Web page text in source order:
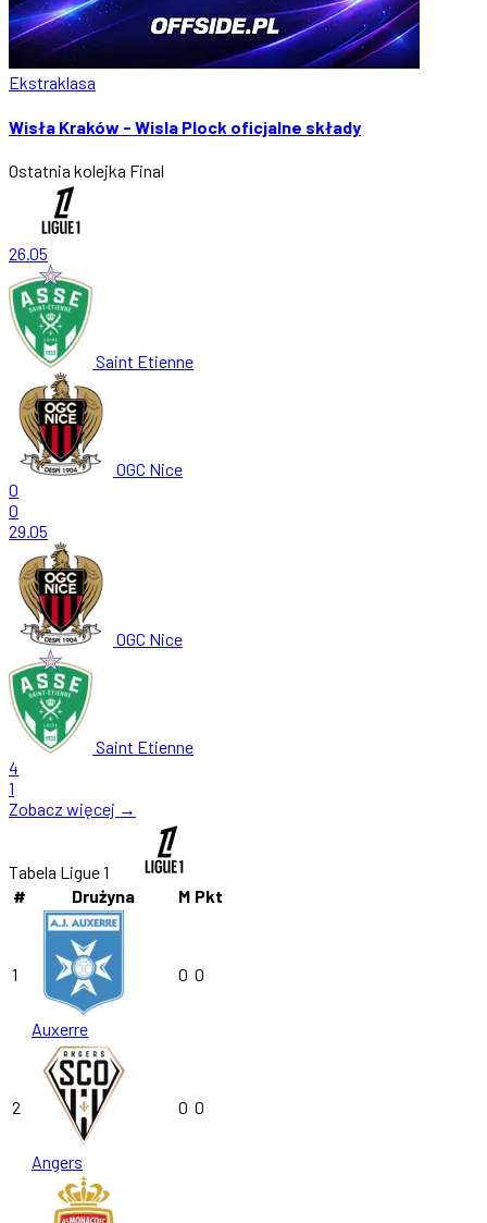
Ekstraklasa
Wisła Kraków - Wisla Plock oficjalne składy
Ostatnia kolejka Final
26.05
Saint Etienne
OGC Nice
0
0
29.05
OGC Nice
Saint Etienne
4
1
Zobacz więcej →
Tabela Ligue 1
#
Drużyna M Pkt
1
Auxerre
0 0
2
Angers
0 0